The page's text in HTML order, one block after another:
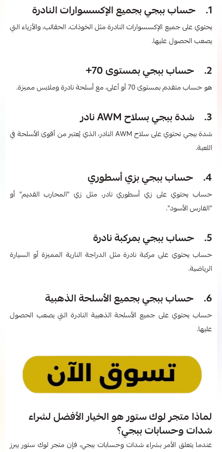
1. حساب ببجي بجميع الإكسسوارات النادرة
يحتوي على جميع الإكسسوارات النادرة مثل الخوذات، الحقائب، والأزياء التي
يصعب الحصول عليها.
2. حساب ببجي بمستوى 70+
هو حساب متقدم بمستوى 70 أو أعلى، مع أسلحة نادرة وملابس مميزة.
3. شدة ببجي بسلاح AWM نادر
شدة ببجي تحتوي على سلاح AWM النادر، الذي يُعتبر من أقوى الأسلحة في
اللعبة.
4. حساب ببجي بزي أسطوري
حساب يحتوي على زي أسطوري نادر، مثل زي "المحارب القديم" أو
"الفارس الأسود".
5. حساب ببجي بمركبة نادرة
حساب يحتوي على مركبة نادرة مثل الدراجة النارية المميزة أو السيارة
الرياضية.
6. حساب ببجي بجميع الأسلحة الذهبية
حساب يحتوي على جميع الأسلحة الذهبية النادرة التي يصعب الحصول
عليها.
لماذا متجر لوك ستور هو الخيار الأفضل لشراء
شدات وحسابات ببجي؟
عندما يتعلق الأمر بشراء شدات وحسابات ببجي، فإن متجر لوك ستور يبرز